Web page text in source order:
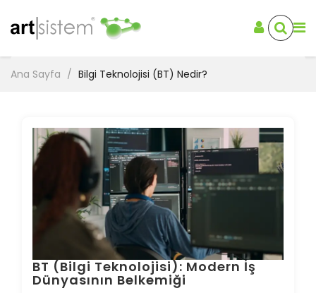
Ana Sayfa Bilgi Teknolojisi (BT) Nedir?
BT (Bilgi Teknolojisi): Modern İş
Dünyasının Belkemiği